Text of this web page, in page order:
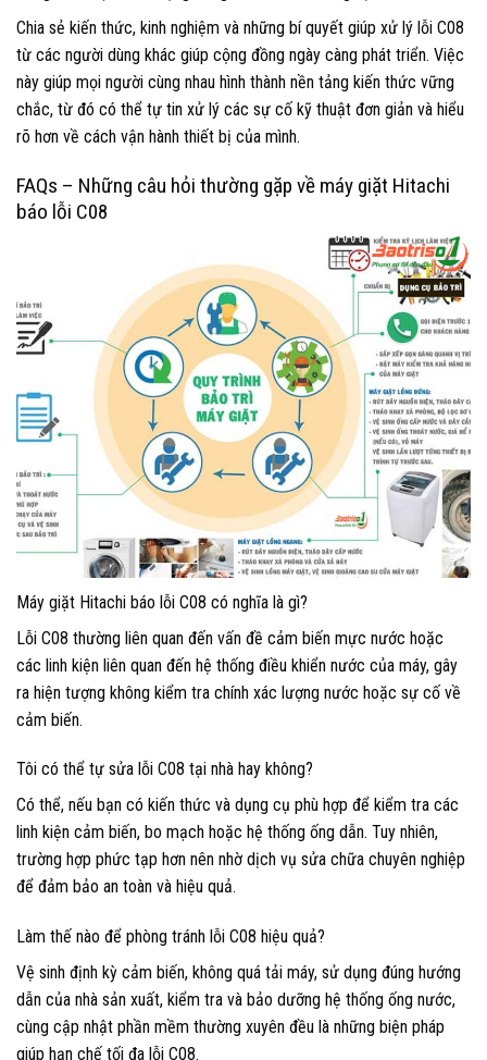
Chia sẻ kiến thức, kinh nghiệm và những bí quyết giúp xử lý lỗi C08
từ các người dùng khác giúp cộng đồng ngày càng phát triển. Việc
này giúp mọi người cùng nhau hình thành nền tảng kiến thức vững
chắc, từ đó có thể tự tin xử lý các sự cố kỹ thuật đơn giản và hiểu
rõ hơn về cách vận hành thiết bị của mình.
FAQs – Những câu hỏi thường gặp về máy giặt Hitachi
báo lỗi C08
Máy giặt Hitachi báo lỗi C08 có nghĩa là gì?
Lỗi C08 thường liên quan đến vấn đề cảm biến mực nước hoặc
các linh kiện liên quan đến hệ thống điều khiển nước của máy, gây
ra hiện tượng không kiểm tra chính xác lượng nước hoặc sự cố về
cảm biến.
Tôi có thể tự sửa lỗi C08 tại nhà hay không?
Có thể, nếu bạn có kiến thức và dụng cụ phù hợp để kiểm tra các
linh kiện cảm biến, bo mạch hoặc hệ thống ống dẫn. Tuy nhiên,
trường hợp phức tạp hơn nên nhờ dịch vụ sửa chữa chuyên nghiệp
để đảm bảo an toàn và hiệu quả.
Làm thế nào để phòng tránh lỗi C08 hiệu quả?
Vệ sinh định kỳ cảm biến, không quá tải máy, sử dụng đúng hướng
dẫn của nhà sản xuất, kiểm tra và bảo dưỡng hệ thống ống nước,
cùng cập nhật phần mềm thường xuyên đều là những biện pháp
giúp hạn chế tối đa lỗi C08.